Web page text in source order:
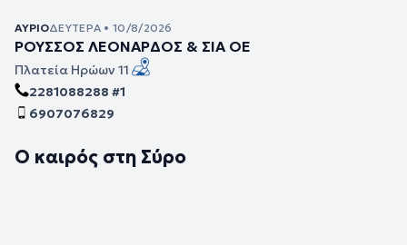
ΑΎΡΙΟΔΕΥΤΈΡΑ • 10/8/2026
ΡΟΥΣΣΟΣ ΛΕΟΝΑΡΔΟΣ & ΣΙΑ ΟΕ
Πλατεία Ηρώων 11
2281088288 #1
6907076829
Ο καιρός στη Σύρο